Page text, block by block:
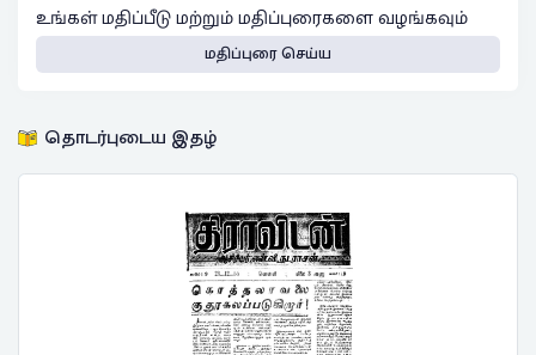
உங்கள் மதிப்பீடு மற்றும் மதிப்புரைகளை வழங்கவும்
மதிப்புரை செய்ய
தொடர்புடைய இதழ்